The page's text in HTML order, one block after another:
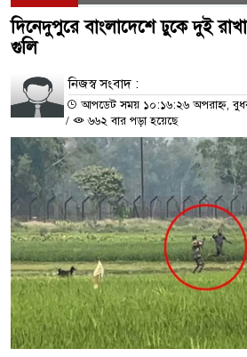
দিনেদুপুরে বাংলাদেশে ঢুকে দুই
গুলি
নিজস্ব সংবাদ :
আপডেট সময় ১০:১৬:২৬ অপরাহ্ন,
/
৬৬২ বার পড়া হয়েছে